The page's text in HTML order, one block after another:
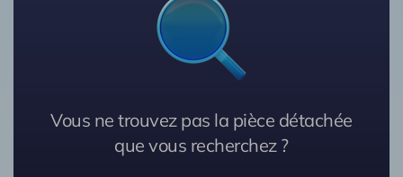
Vous ne trouvez pas la pièce détachée
que vous recherchez ?